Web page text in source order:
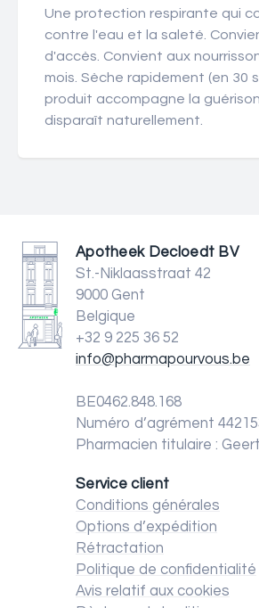
Une protection respirante qui
contre l'eau et la saleté.
d'accès. Convient aux
mois. Sèche rapidement (en 30
produit accompagne la
disparaît naturellement.
Apotheek Decloedt BV
St.-Niklaasstraat 42
9000 Gent
Belgique
+32 9 225 36 52
info@pharmapourvous.be
BE0462.848.168
Numéro d’agrément
Pharmacien titulaire :
Service client
Conditions générales
Options d’expédition
Rétractation
Politique de confidentialité
Avis relatif aux cookies